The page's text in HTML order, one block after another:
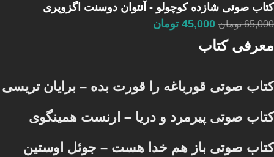
کتاب صوتی شازده کوچولو - آنتوان دوسنت اگزوپری
65,000 تومان 45,000 تومان
معرفی کتاب
کتاب صوتی قورباغه را قورت بده – برایان تریسی
کتاب صوتی پیرمرد و دریا – ارنست همینگوی
کتاب صوتی باز هم خدا هست – جوئل اوستین